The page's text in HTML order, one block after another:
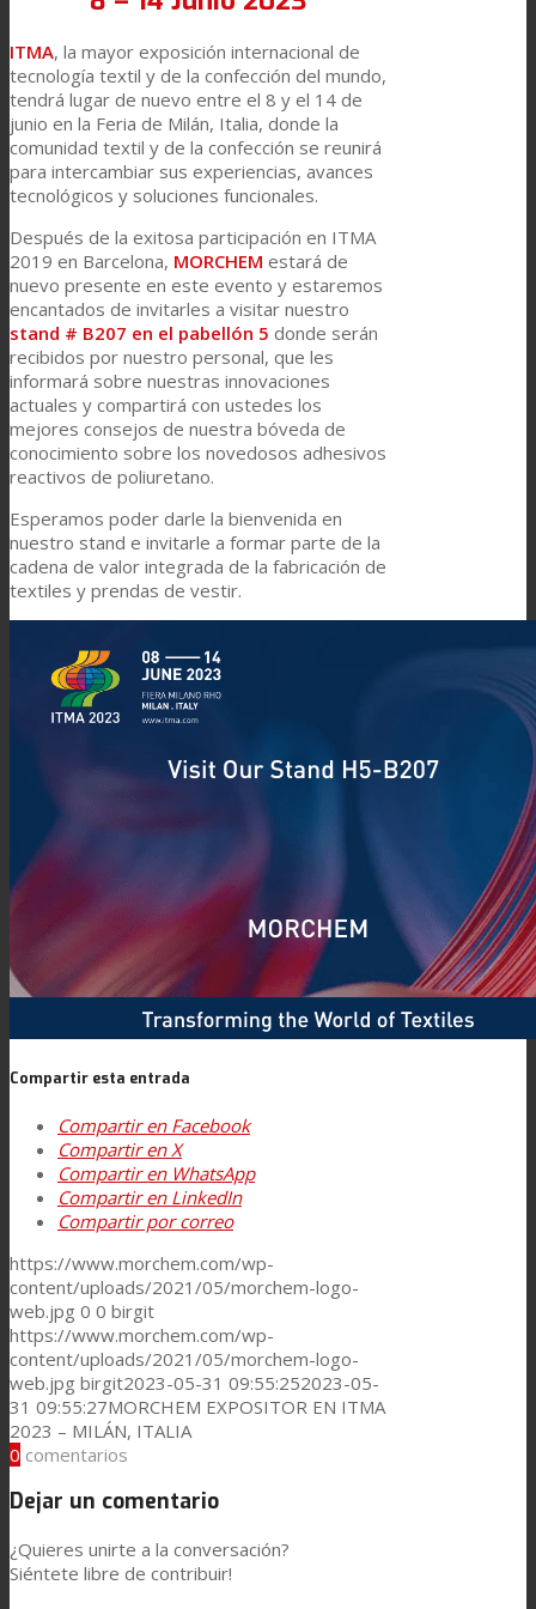
Laminación de paneles
Laminación técnica
Laminación textil
Resinas de Poliuretano para tintas de impresión
Innovación
I+D
Asistencia Técnica
Prestaciones
Carrera
Atención al Cliente
Certificaciones
Contacto
Buscar
Menú Menú
ITMA, la mayor exposición internacional de
tecnología textil y de la confección del mundo,
tendrá lugar de nuevo entre el 8 y el 14 de
junio en la Feria de Milán, Italia, donde la
comunidad textil y de la confección se reunirá
para intercambiar sus experiencias, avances
tecnológicos y soluciones funcionales.
Después de la exitosa participación en ITMA
2019 en Barcelona, MORCHEM estará de
nuevo presente en este evento y estaremos
encantados de invitarles a visitar nuestro
stand # B207 en el pabellón 5 donde serán
recibidos por nuestro personal, que les
informará sobre nuestras innovaciones
actuales y compartirá con ustedes los
mejores consejos de nuestra bóveda de
conocimiento sobre los novedosos adhesivos
reactivos de poliuretano.
Esperamos poder darle la bienvenida en
nuestro stand e invitarle a formar parte de la
cadena de valor integrada de la fabricación de
textiles y prendas de vestir.
Compartir esta entrada
Compartir en Facebook
Compartir en X
Compartir en WhatsApp
Compartir en LinkedIn
Compartir por correo
https://www.morchem.com/wp-
content/uploads/2021/05/morchem-logo-
web.jpg 0 0 birgit
https://www.morchem.com/wp-
content/uploads/2021/05/morchem-logo-
web.jpg birgit2023-05-31 09:55:252023-05-
31 09:55:27MORCHEM EXPOSITOR EN ITMA
2023 – MILÁN, ITALIA
0 comentarios
Dejar un comentario
¿Quieres unirte a la conversación?
Siéntete libre de contribuir!